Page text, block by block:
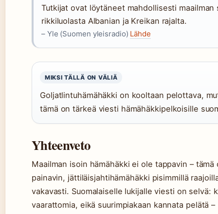
Tutkijat ovat löytäneet mahdollisesti
rikkiluolasta Albanian ja Kreikan rajalta.
– Yle (Suomen yleisradio) Lähde
MIKSI TÄLLÄ ON VÄLIÄ
Goljatlintuhämähäkki on kooltaan pelottava,
tämä on tärkeä viesti hämähäkkipelkoisille
Yhteenveto
Maailman isoin hämähäkki ei ole tappavin –
painavin, jättiläisjahtihämähäkki pisimmillä
vakavasti. Suomalaiselle lukijalle viesti on selvä:
vaarattomia, eikä suurimpiakaan kannata pelätä